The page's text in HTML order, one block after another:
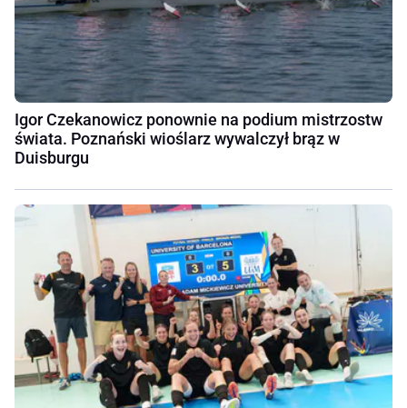
Igor Czekanowicz ponownie na podium mistrzostw
świata. Poznański wioślarz wywalczył brąz w
Duisburgu